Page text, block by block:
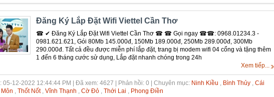
Đăng Ký Lắp Đặt Wifi Viettel Cần Thơ
☎ ✔ Đăng Ký Lắp Đặt Wifi Viettel Cần Thơ ☎ ☎ Gọi ngay ☎☎: 0968.01234.3 -
0981.621.621, Gói 80Mb 145.000đ, 150Mb 189.000đ, 250Mb 289.000đ, 300Mb
290.000đ. Tất cả đều được miễn phí lắp đặt, trang bị modem wifi 04 cổng và tặng thêm
1 đến 6 tháng cước sử dụng, Lắp đặt nhanh chóng trong 24h
Xem tiếp...
05-12-2022 12:44:44 PM | Đã xem: 4627 | Phản hồi: 0 | Chuyên mục: Ninh Kiều , Bình Thủy , Cái
Môn , Thốt Nốt, Vĩnh Thạnh , Cờ Đỏ , Thới Lai , Phong Điền